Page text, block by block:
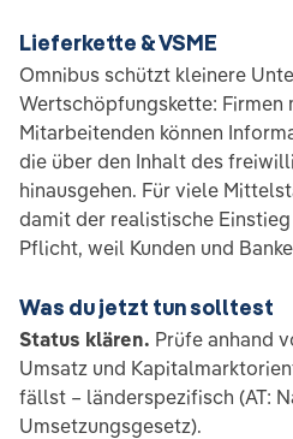
Lieferkette & VSME
Omnibus schützt kleinere
Wertschöpfungskette: Firmen
Mitarbeitenden können
die über den Inhalt des
hinausgehen. Für viele
damit der realistische
Pflicht, weil Kunden und
Was du jetzt tun solltest
Status klären. Prüfe anhand
Umsatz und
fällst – länderspezifisch (AT:
Umsetzungsgesetz).